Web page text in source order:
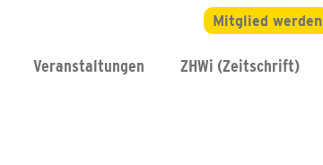
Mitglied werden
Veranstaltungen ZHWi (Zeitschrift)